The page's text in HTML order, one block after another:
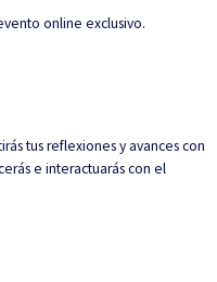
online exclusivo.
tus reflexiones y avances con
e interactuarás con el